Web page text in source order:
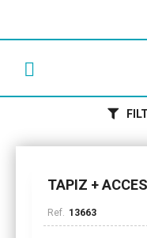
TAPIZ +
13663